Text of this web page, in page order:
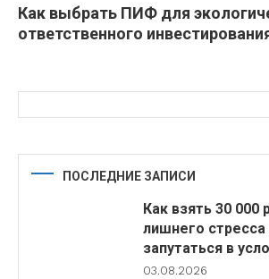
Как выбрать ПИФ для
ответственного
ПОСЛЕДНИЕ ЗАПИСИ
Как взять 30 000
лишнего стресса
запутаться в
03.08.2026